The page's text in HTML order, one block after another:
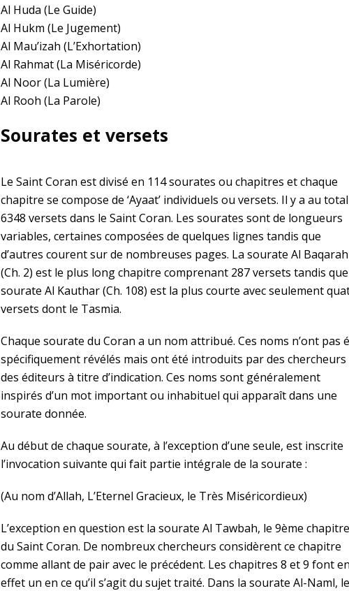
Al Huda (Le Guide)
Al Hukm (Le Jugement)
Al Mau’izah (L’Exhortation)
Al Rahmat (La Miséricorde)
Al Noor (La Lumière)
Al Rooh (La Parole)
Sourates et versets
Le Saint Coran est divisé en 114 sourates ou chapitres et chaque
chapitre se compose de ‘Ayaat’ individuels ou versets. Il y a au total
6348 versets dans le Saint Coran. Les sourates sont de longueurs
variables, certaines composées de quelques lignes tandis que
d’autres courent sur de nombreuses pages. La sourate Al Baqarah
(Ch. 2) est le plus long chapitre comprenant 287 versets tandis
sourate Al Kauthar (Ch. 108) est la plus courte avec seulement
versets dont le Tasmia.
Chaque sourate du Coran a un nom attribué. Ces noms n’ont pas
spécifiquement révélés mais ont été introduits par des chercheurs
des éditeurs à titre d’indication. Ces noms sont généralement
inspirés d’un mot important ou inhabituel qui apparaît dans une
sourate donnée.
Au début de chaque sourate, à l’exception d’une seule, est inscrite
l’invocation suivante qui fait partie intégrale de la sourate :
(Au nom d’Allah, L’Eternel Gracieux, le Très Miséricordieux)
L’exception en question est la sourate Al Tawbah, le 9ème chapitre
du Saint Coran. De nombreux chercheurs considèrent ce chapitre
comme allant de pair avec le précédent. Les chapitres 8 et 9 font en
effet un en ce qu’il s’agit du sujet traité. Dans la sourate Al-Naml, le